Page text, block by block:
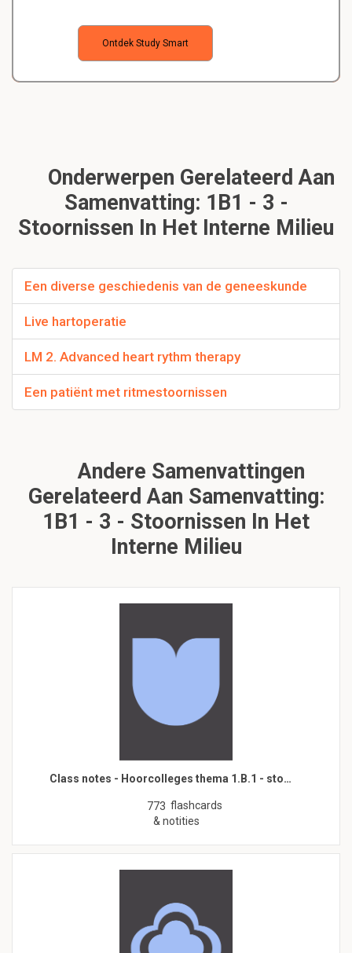
Ontdek Study Smart
Onderwerpen Gerelateerd Aan
Samenvatting: 1B1 - 3 -
Stoornissen In Het Interne Milieu
Een diverse geschiedenis van de geneeskunde
Live hartoperatie
LM 2. Advanced heart rythm therapy
Een patiënt met ritmestoornissen
Andere Samenvattingen
Gerelateerd Aan Samenvatting:
1B1 - 3 - Stoornissen In Het
Interne Milieu
Class notes - Hoorcolleges thema 1.B.1 - sto…
773 flashcards
& notities